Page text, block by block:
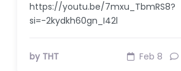
https://youtu.be/7mxu_TbmRS8?
si=-2kydkh60gn_I42l
by THT Feb 8